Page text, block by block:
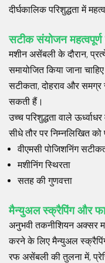
दीर्घकालिक परिशुद्धता में
सटीक संयोजन महत्वपूर्ण
मशीन असेंबली के दौरान,
समायोजित किया जाना
सटीकता, दोहराव और समग्र
सकती हैं।
उच्च परिशुद्धता वाले
सीधे तौर पर निम्नलिखित को
वीएमसी पोजिशनिंग
मशीनिंग स्थिरता
सतह की गुणवत्ता
मैन्युअल स्क्रैपिंग और
अनुभवी तकनीशियन अक्सर
करने के लिए मैन्युअल
रफ असेंबली की तुलना में,